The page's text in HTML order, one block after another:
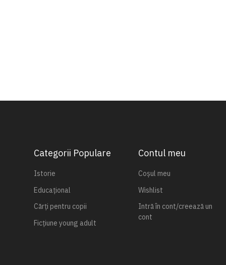
Categorii Populare
Istorie
Educațional
Cărți pentru copii
Ficțiune young adult
Contul meu
Coșul meu
Wishlist
Intră în cont/creează un
cont